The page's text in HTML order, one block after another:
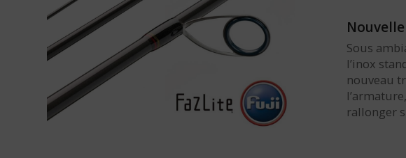
Sous
l’inox
nouveau
rallonger